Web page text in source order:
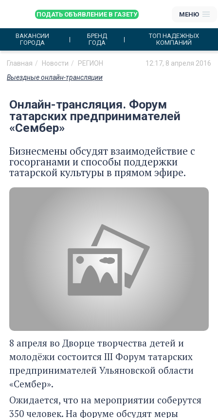
ПОДАТЬ ОБЪЯВЛЕНИЕ В ГАЗЕТУ МЕНЮ
ВАКАНСИИ
ГОРОДА
БРЕНД
ГОДА
ТОП НАДЕЖНЫХ
КОМПАНИЙ
Главная Новости РЕГИОН
12:17, 8 апреля 2016
Выездные онлайн-трансляции
Онлайн-трансляция. Форум
татарских предпринимателей
«Сембер»
Бизнесмены обсудят взаимодействие с
госорганами и способы поддержки
татарской культуры в прямом эфире.
8 апреля во Дворце творчества детей и
молодёжи состоится III Форум татарских
предпринимателей Ульяновской области
«Сембер».
Ожидается, что на мероприятии соберутся
350 человек. На форуме обсудят меры